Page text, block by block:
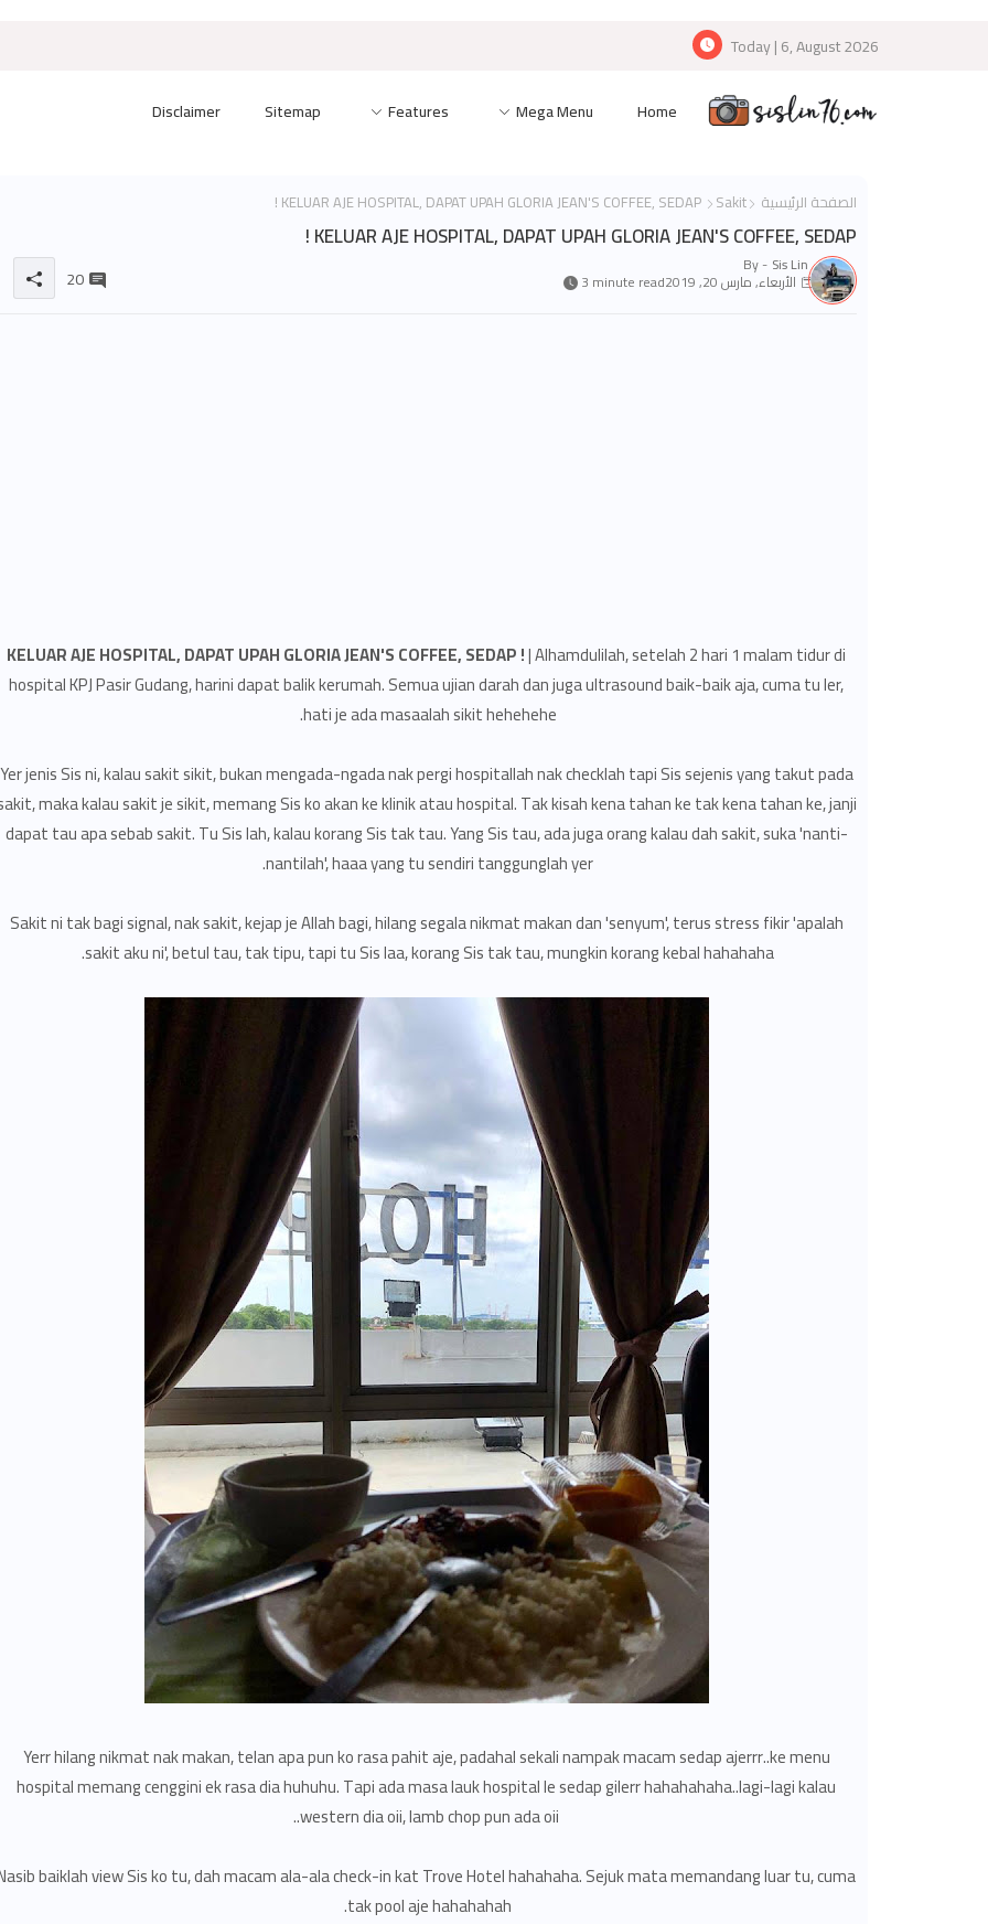
Today | 6, August 2026
Home
Mega Menu
Features
Sitemap
Disclaimer
الصفحة الرئيسية Sakit
KELUAR AJE HOSPITAL, DAPAT UPAH GLORIA JEAN'S COFFEE, SEDAP !
KELUAR AJE HOSPITAL, DAPAT UPAH GLORIA JEAN'S COFFEE, SEDAP !
By - Sis Lin
الأربعاء, مارس 20, 2019 3 minute read
20
KELUAR AJE HOSPITAL, DAPAT UPAH GLORIA JEAN'S COFFEE, SEDAP !| Alhamdulilah, setelah 2 hari 1 malam tidur di
hospital KPJ Pasir Gudang, harini dapat balik kerumah. Semua ujian darah dan juga ultrasound baik-baik aja, cuma tu ler,
hati je ada masaalah sikit hehehehe.
Yer jenis Sis ni, kalau sakit sikit, bukan mengada-ngada nak pergi hospitallah nak checklah tapi Sis sejenis yang takut pada
maka kalau sakit je sikit, memang Sis ko akan ke klinik atau hospital. Tak kisah kena tahan ke tak kena tahan ke, janji
dapat tau apa sebab sakit. Tu Sis lah, kalau korang Sis tak tau. Yang Sis tau, ada juga orang kalau dah sakit, suka 'nanti-
nantilah', haaa yang tu sendiri tanggunglah yer.
Sakit ni tak bagi signal, nak sakit, kejap je Allah bagi, hilang segala nikmat makan dan 'senyum', terus stress fikir 'apalah
sakit aku ni', betul tau, tak tipu, tapi tu Sis laa, korang Sis tak tau, mungkin korang kebal hahahaha.
Yerr hilang nikmat nak makan, telan apa pun ko rasa pahit aje, padahal sekali nampak macam sedap ajerrr..ke menu
hospital memang cenggini ek rasa dia huhuhu. Tapi ada masa lauk hospital le sedap gilerr hahahahaha..lagi-lagi kalau
western dia oii, lamb chop pun ada oii..
baiklah view Sis ko tu, dah macam ala-ala check-in kat Trove Hotel hahahaha. Sejuk mata memandang luar tu, cuma
tak pool aje hahahahah.